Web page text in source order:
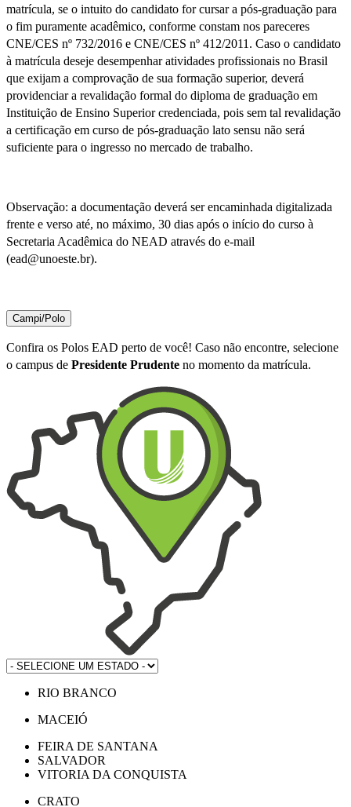
matrícula, se o intuito do candidato for cursar a pós-graduação para
o fim puramente acadêmico, conforme constam nos pareceres
CNE/CES nº 732/2016 e CNE/CES nº 412/2011. Caso o candidato
à matrícula deseje desempenhar atividades profissionais no Brasil
que exijam a comprovação de sua formação superior, deverá
providenciar a revalidação formal do diploma de graduação em
Instituição de Ensino Superior credenciada, pois sem tal revalidação
a certificação em curso de pós-graduação lato sensu não será
suficiente para o ingresso no mercado de trabalho.
Observação: a documentação deverá ser encaminhada digitalizada
frente e verso até, no máximo, 30 dias após o início do curso à
Secretaria Acadêmica do NEAD através do e-mail
(ead@unoeste.br).
Campi/Polo
Confira os Polos EAD perto de você! Caso não encontre, selecione
o campus de Presidente Prudente no momento da matrícula.
RIO BRANCO
MACEIÓ
FEIRA DE SANTANA
SALVADOR
VITORIA DA CONQUISTA
CRATO